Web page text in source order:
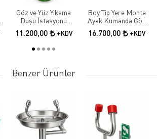
Göz ve Yüz Yıkama
Duşu İstasyonu
Göz,yüz Yıkama
Çeşmesi, Boy Tipi, El,
Galvanizli
11.200,00 +KDV
Boy Tip Yere Monte
Ayak Kumanda Göz
Ve Vücut Duşu
Galvanize
16.700,00 +KDV
Benzer Ürünler